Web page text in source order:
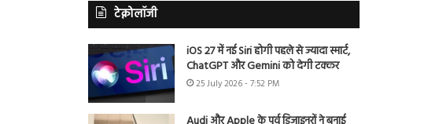
टेक्नोलॉजी
iOS 27 में नई Siri होगी पहले से ज्यादा स्मार्ट,
ChatGPT और Gemini को देगी टक्कर
25 July 2026 - 7:52 PM